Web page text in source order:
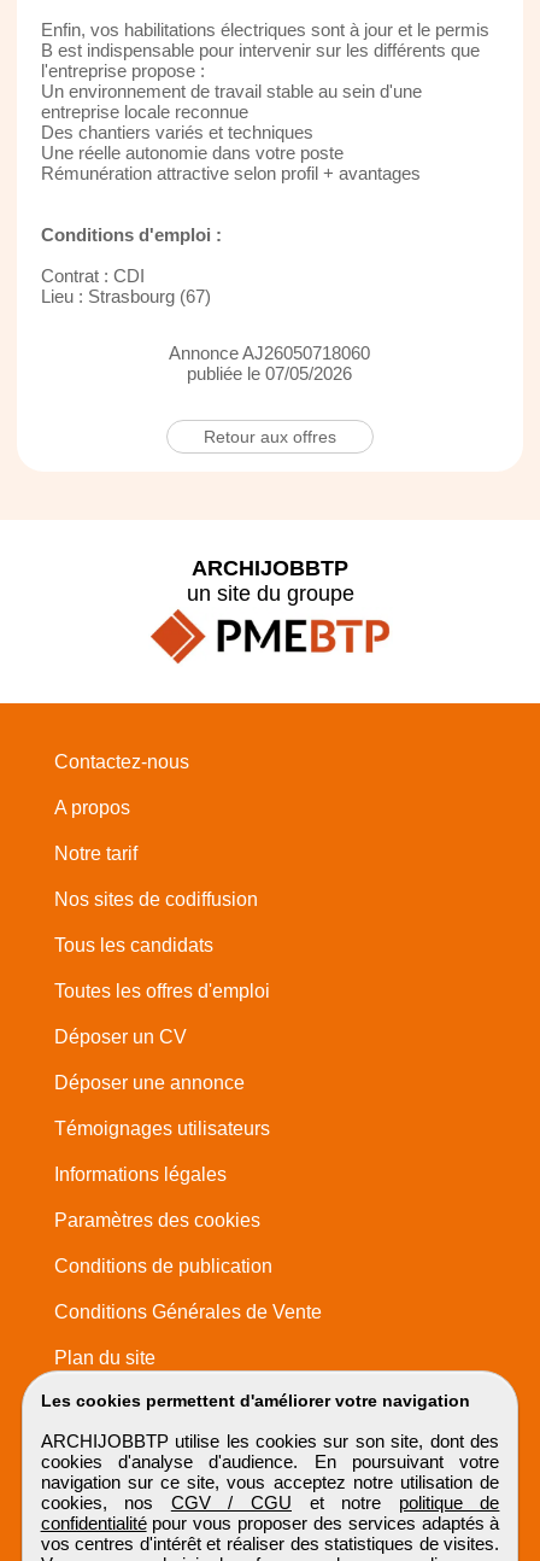
Enfin, vos habilitations électriques sont à jour et le permis
B est indispensable pour intervenir sur les différents que
l'entreprise propose :
Un environnement de travail stable au sein d'une
entreprise locale reconnue
Des chantiers variés et techniques
Une réelle autonomie dans votre poste
Rémunération attractive selon profil + avantages
Conditions d'emploi :
Contrat : CDI
Lieu : Strasbourg (67)
Annonce AJ26050718060
publiée le 07/05/2026
Retour aux offres
Les cookies permettent d'améliorer votre navigation
ARCHIJOBBTP utilise les cookies sur son site, dont des
cookies d'analyse d'audience. En poursuivant votre
navigation sur ce site, vous acceptez notre utilisation de
cookies, nos CGV / CGU et notre politique de
confidentialitépour vous proposer des services adaptés à
vos centres d'intérêt et réaliser des statistiques de visites.
ARCHIJOBBTP
un site du groupe
Contactez-nous
A propos
Notre tarif
Nos sites de codiffusion
Tous les candidats
Toutes les offres d'emploi
Déposer un CV
Déposer une annonce
Témoignages utilisateurs
Informations légales
Paramètres des cookies
Conditions de publication
Conditions Générales de Vente
Plan du site